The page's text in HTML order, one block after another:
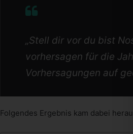
„Stell dir vor du bist
vorhersagen für die
Vorhersagungen auf
Folgendes Ergebnis kam dabei